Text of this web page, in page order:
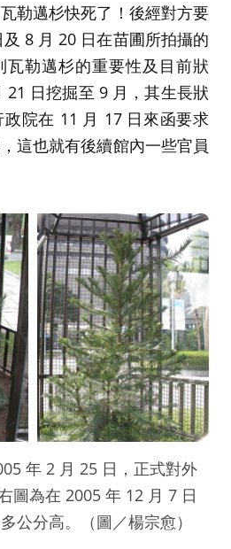
勒邁杉快死了！後經對方要
8 月 20 日在苗圃所拍攝的
瓦勒邁杉的重要性及目前狀
21 日挖掘至 9 月，其生長狀
院在 11 月 17 日來函要求
這也就有後續館內一些官員
年 2 月 25 日，正式對外
圖為在 2005 年 12 月 7 日
公分高。（圖／楊宗愈）